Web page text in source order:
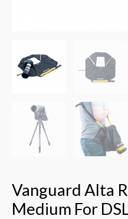
Vanguard Alta
Medium For